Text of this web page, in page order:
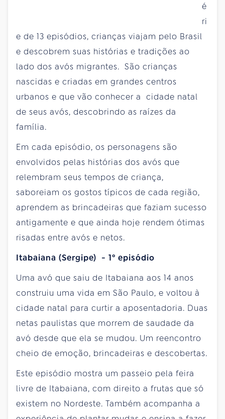
é
ri
e de 13 episódios, crianças viajam pelo Brasil
e descobrem suas histórias e tradições ao
lado dos avós migrantes. São crianças
nascidas e criadas em grandes centros
urbanos e que vão conhecer a cidade natal
de seus avós, descobrindo as raízes da
família.
Em cada episódio, os personagens são
envolvidos pelas histórias dos avós que
relembram seus tempos de criança,
saboreiam os gostos típicos de cada região,
aprendem as brincadeiras que faziam sucesso
antigamente e que ainda hoje rendem ótimas
risadas entre avós e netos.
Itabaiana (Sergipe) - 1º episódio
Uma avó que saiu de Itabaiana aos 14 anos
construiu uma vida em São Paulo, e voltou à
cidade natal para curtir a aposentadoria. Duas
netas paulistas que morrem de saudade da
avó desde que ela se mudou. Um reencontro
cheio de emoção, brincadeiras e descobertas.
Este episódio mostra um passeio pela feira
livre de Itabaiana, com direito a frutas que só
existem no Nordeste. Também acompanha a